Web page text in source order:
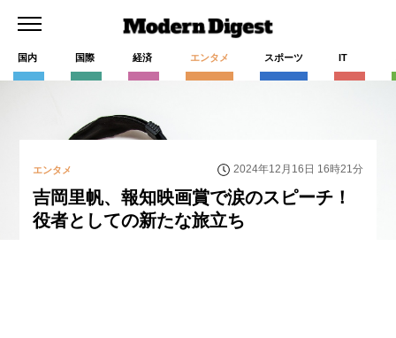
国内 国際 経済 エンタメ スポーツ IT
エンタメ 2024年12月16日 16時21分
吉岡里帆、報知映画賞で涙のスピーチ！
役者としての新たな旅立ち